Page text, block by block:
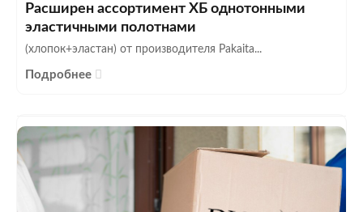
Расширен ассортимент ХБ однотонными
эластичными полотнами
(хлопок+эластан) от производителя Pakaita...
Подробнее